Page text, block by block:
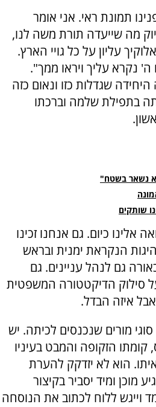
תמונת ראי. אני אומר
מה שייעדה תורת משה לנו,
עליון על כל גויי הארץ.
נקרא עליך ויראו ממך".
שגדלות כזו ונאום כזה
בתפילת שלמה וברכתו
נשאר בשטח"
שותקים
אלינו כיום. גם אנחנו זכינו
הנקראת ימנית ובראש
גם לנהל עניינים. גם
סילוק הדיקטטורה המשפטית
איזה הבדל.
מורים שנכנסים לכיתה. יש
הזקופה והמבט בעיניו
הוא לא יזדקק להערת
ומיד יסביר בקיצור
וייגש ללוח לכתוב את הנוסחה